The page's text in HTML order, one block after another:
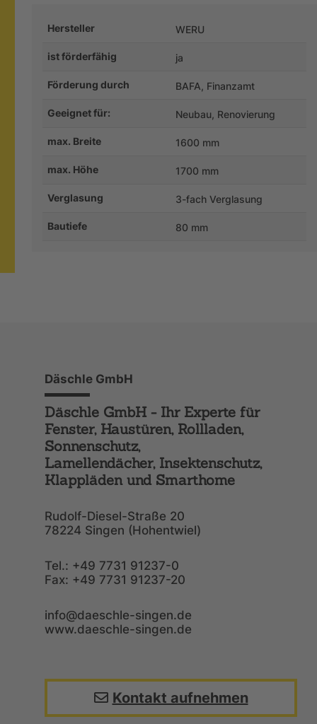
Hersteller WERU
ist förderfähig ja
Förderung durch BAFA, Finanzamt
Geeignet für: Neubau, Renovierung
max. Breite 1600 mm
max. Höhe 1700 mm
Verglasung 3-fach Verglasung
Bautiefe 80 mm
Däschle GmbH
Däschle GmbH - Ihr Experte für
Fenster, Haustüren, Rollladen,
Sonnenschutz,
Lamellendächer, Insektenschutz,
Klappläden und Smarthome
Rudolf-Diesel-Straße 20
78224 Singen (Hohentwiel)
Tel.: +49 7731 91237-0
Fax: +49 7731 91237-20
info@daeschle-singen.de
www.daeschle-singen.de
Kontakt aufnehmen